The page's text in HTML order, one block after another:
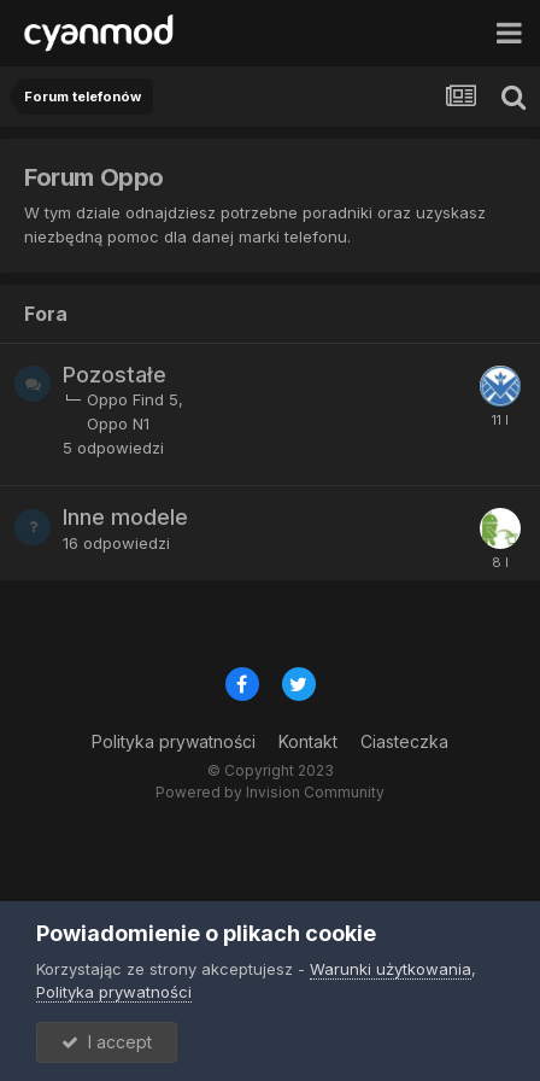
Forum telefonów
Forum Oppo
W tym dziale odnajdziesz potrzebne poradniki oraz uzyskasz
niezbędną pomoc dla danej marki telefonu.
Fora
Pozostałe
Oppo Find 5
Oppo N1
5 odpowiedzi
Inne modele
16 odpowiedzi
Polityka prywatności Kontakt Ciasteczka
© Copyright 2023
Powered by Invision Community
Powiadomienie o plikach cookie
Korzystając ze strony akceptujesz - Warunki użytkowania,
Polityka prywatności
I accept